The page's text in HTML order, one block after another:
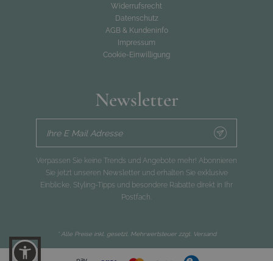
Widerrufsrecht
Datenschutz
AGB & Kundeninfo
Impressum
Cookie-Einwilligung
Newsletter
Ihre E Mail Adresse
Verpassen Sie keine Trends und Angebote mehr! Abonnieren
Sie jetzt unseren Newsletter und erhalten Sie exklusive
Einblicke, Styling-Tipps und besondere Rabatte direkt in Ihr
Postfach.
* Alle Preise inkl. gesetzl. Mehrwertsteuer zzgl. Versand